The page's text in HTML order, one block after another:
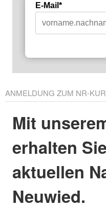
E-Mail*
ANMELDUNG ZUM NR-
Mit
erhalten
aktuellen
Neuwied.